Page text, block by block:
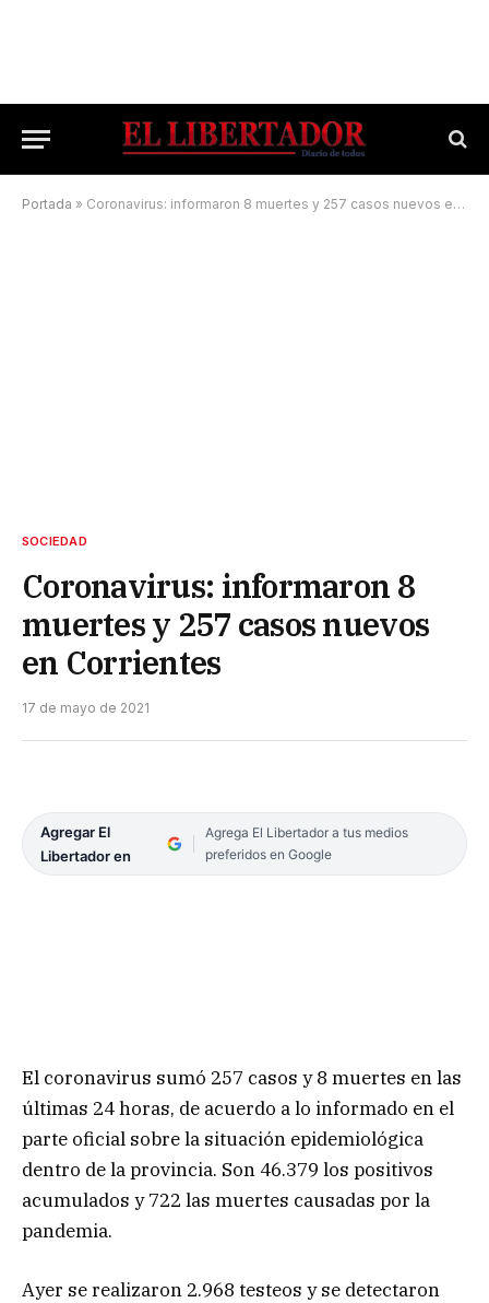
Portada » Coronavirus: informaron 8 muertes y 257 casos nuevos en Corrientes
SOCIEDAD
Coronavirus: informaron 8
muertes y 257 casos nuevos
en Corrientes
17 de mayo de 2021
Agregar El
Libertador en
Agrega El Libertador a tus medios
preferidos en Google
El coronavirus sumó 257 casos y 8 muertes en las
últimas 24 horas, de acuerdo a lo informado en el
parte oficial sobre la situación epidemiológica
dentro de la provincia. Son 46.379 los positivos
acumulados y 722 las muertes causadas por la
pandemia.
Ayer se realizaron 2.968 testeos y se detectaron